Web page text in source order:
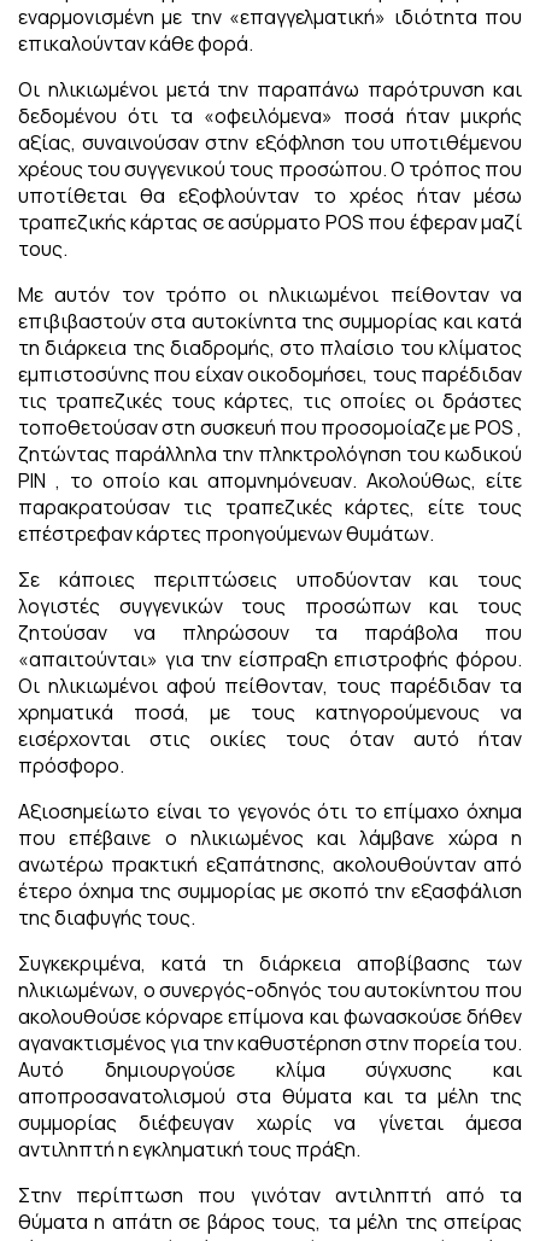
εναρμονισμένη με την «επαγγελματική» ιδιότητα που
επικαλούνταν κάθε φορά.
Οι ηλικιωμένοι μετά την παραπάνω παρότρυνση και
δεδομένου ότι τα «οφειλόμενα» ποσά ήταν μικρής
αξίας, συναινούσαν στην εξόφληση του υποτιθέμενου
χρέους του συγγενικού τους προσώπου. Ο τρόπος που
υποτίθεται θα εξοφλούνταν το χρέος ήταν μέσω
τραπεζικής κάρτας σε ασύρματο POS που έφεραν μαζί
τους.
Με αυτόν τον τρόπο οι ηλικιωμένοι πείθονταν να
επιβιβαστούν στα αυτοκίνητα της συμμορίας και κατά
τη διάρκεια της διαδρομής, στο πλαίσιο του κλίματος
εμπιστοσύνης που είχαν οικοδομήσει, τους παρέδιδαν
τις τραπεζικές τους κάρτες, τις οποίες οι δράστες
τοποθετούσαν στη συσκευή που προσομοίαζε με POS ,
ζητώντας παράλληλα την πληκτρολόγηση του κωδικού
PIN , το οποίο και απομνημόνευαν. Ακολούθως, είτε
παρακρατούσαν τις τραπεζικές κάρτες, είτε τους
επέστρεφαν κάρτες προηγούμενων θυμάτων.
Σε κάποιες περιπτώσεις υποδύονταν και τους
λογιστές συγγενικών τους προσώπων και τους
ζητούσαν να πληρώσουν τα παράβολα που
«απαιτούνται» για την είσπραξη επιστροφής φόρου.
Οι ηλικιωμένοι αφού πείθονταν, τους παρέδιδαν τα
χρηματικά ποσά, με τους κατηγορούμενους να
εισέρχονται στις οικίες τους όταν αυτό ήταν
πρόσφορο.
Αξιοσημείωτο είναι το γεγονός ότι το επίμαχο όχημα
που επέβαινε ο ηλικιωμένος και λάμβανε χώρα η
ανωτέρω πρακτική εξαπάτησης, ακολουθούνταν από
έτερο όχημα της συμμορίας με σκοπό την εξασφάλιση
της διαφυγής τους.
Συγκεκριμένα, κατά τη διάρκεια αποβίβασης των
ηλικιωμένων, ο συνεργός-οδηγός του αυτοκίνητου που
ακολουθούσε κόρναρε επίμονα και φωνασκούσε δήθεν
αγανακτισμένος για την καθυστέρηση στην πορεία του.
Αυτό δημιουργούσε κλίμα σύγχυσης και
αποπροσανατολισμού στα θύματα και τα μέλη της
συμμορίας διέφευγαν χωρίς να γίνεται άμεσα
αντιληπτή η εγκληματική τους πράξη.
Στην περίπτωση που γινόταν αντιληπτή από τα
θύματα η απάτη σε βάρος τους, τα μέλη της σπείρας